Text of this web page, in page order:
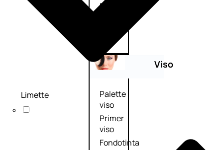
BB e
Viso
Palette
viso
Primer
viso
Fondotinta
Limette